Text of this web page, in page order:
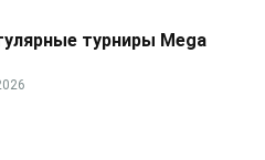
турниры Mega